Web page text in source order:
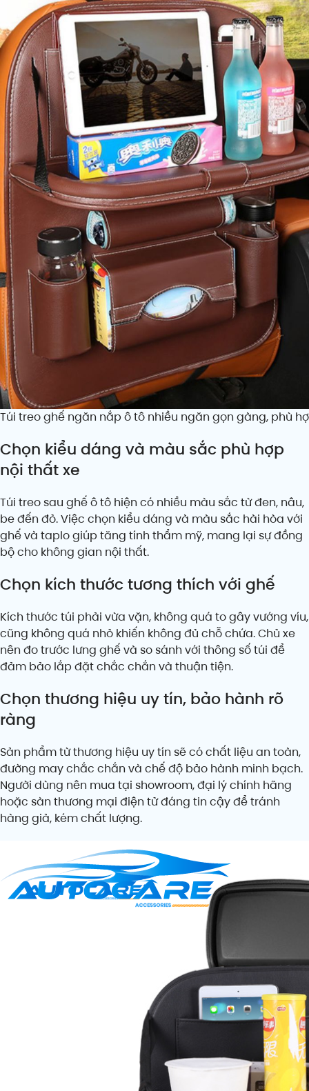
Túi treo ghế ngăn nắp ô tô nhiều ngăn gọn gàng, phù
Chọn kiểu dáng và màu sắc phù hợp
nội thất xe
Túi treo sau ghế ô tô hiện có nhiều màu sắc từ đen, nâu,
be đến đỏ. Việc chọn kiểu dáng và màu sắc hài hòa với
ghế và taplo giúp tăng tính thẩm mỹ, mang lại sự đồng
bộ cho không gian nội thất.
Chọn kích thước tương thích với ghế
Kích thước túi phải vừa vặn, không quá to gây vướng víu,
cũng không quá nhỏ khiến không đủ chỗ chứa. Chủ xe
nên đo trước lưng ghế và so sánh với thông số túi để
đảm bảo lắp đặt chắc chắn và thuận tiện.
Chọn thương hiệu uy tín, bảo hành rõ
ràng
Sản phẩm từ thương hiệu uy tín sẽ có chất liệu an toàn,
đường may chắc chắn và chế độ bảo hành minh bạch.
Người dùng nên mua tại showroom, đại lý chính hãng
hoặc sàn thương mại điện tử đáng tin cậy để tránh
hàng giả, kém chất lượng.